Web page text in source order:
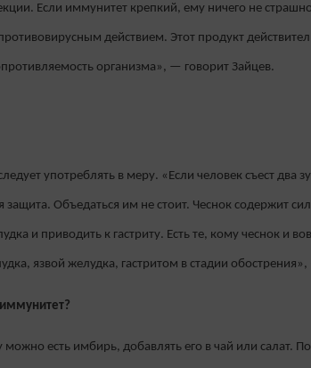
Если иммунитет крепкий, ему ничего не
действием. Этот продукт
организма», — говорит Зайцев.
употреблять в меру. «Если человек съест два
защита. Объедаться им не стоит. Чеснок содержит
и приводить к гастриту. Есть те, кому чеснок и
язвой желудка, гастритом в стадии
можно есть имбирь, добавлять его в чай или салат.